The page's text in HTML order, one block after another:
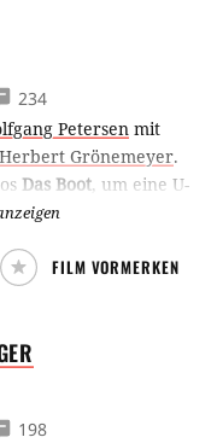
234
Petersen mit
Herbert Grönemeyer.
Das Boot, um eine U-
Weltkrieg, brachte
einen echten
Kino.FILM VORMERKEN
198